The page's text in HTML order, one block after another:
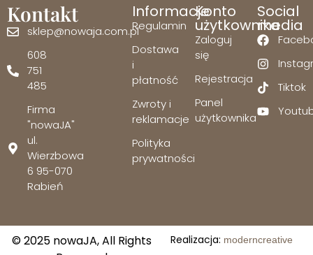
Kontakt
sklep@nowaja.com.pl
608
751
485
Firma
"nowaJA"
ul.
Wierzbowa
6 95-070
Rabień
Informacje
Regulamin
Dostawa
i
płatność
Zwroty i
reklamacje
Polityka
prywatności
Konto
użytkownika
Zaloguj
się
Rejestracja
Panel
użytkownika
Social
media
Tiktok
© 2025 nowaJA, All Rights
Realizacja: moderncreative